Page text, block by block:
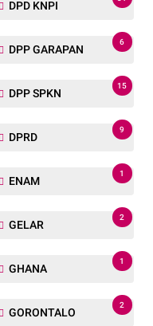
DPD KNPI
DPP GARAPAN
6
DPP SPKN
15
DPRD
9
ENAM
1
GELAR
2
GHANA
1
GORONTALO
2